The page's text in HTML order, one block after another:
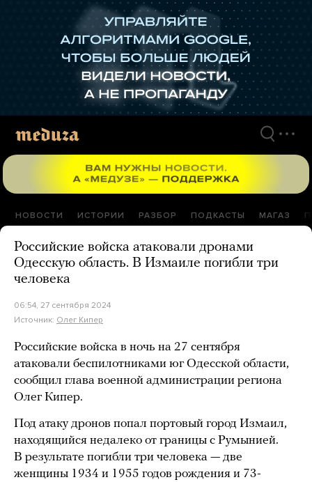
НОВОСТИ ИСТОРИИ РАЗБОР ПОДКАСТЫ МАГАЗ
Российские войска атаковали дронами
Одесскую область. В Измаиле погибли три
человека
06:54, 27 сентября 2024
Источник: Олег Кипер
Российские войска в ночь на 27 сентября
атаковали беспилотниками юг Одесской области,
сообщил глава военной администрации региона
Олег Кипер.
Под атаку дронов попал портовый город Измаил,
находящийся недалеко от границы с Румынией.
В результате погибли три человека — две
женщины 1934 и 1955 годов рождения и 73-